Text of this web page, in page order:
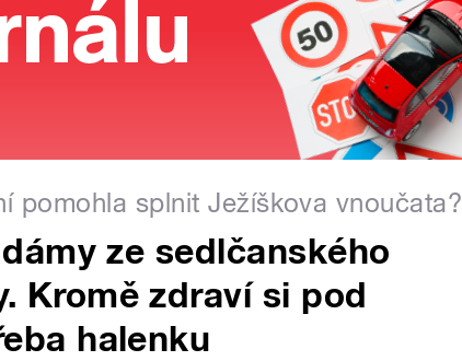
pomohla splnit Ježíškova vnoučata?
ze sedlčanského
Kromě zdraví si pod
halenku